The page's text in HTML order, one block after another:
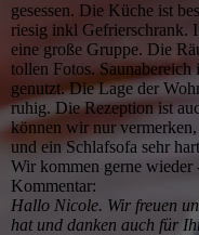
gesessen. Die Küche ist
riesig inkl Gefrierschrank.
eine große Gruppe. Die
tollen Fotos.
genutzt. Die Lage der
ruhig. Die Rezeption ist
können wir nur
und ein Schlafsofa sehr
Wir kommen gerne wieder
Kommentar:
Hallo Nicole. Wir freuen
hat und danken auch für